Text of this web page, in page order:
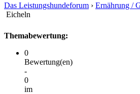
Das Leistungshundeforum › Ernährung /
Eicheln
Themabewertung:
0
Bewertung(en)
-
0
im